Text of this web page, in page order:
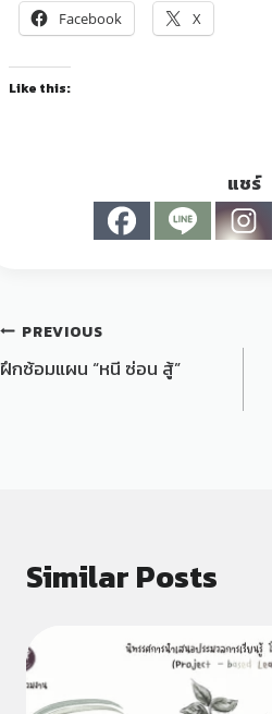
Facebook
X
Like this:
แชร์
PREVIOUS
ฝึกซ้อมแผน “หนี ซ่อน สู้”
Similar Posts